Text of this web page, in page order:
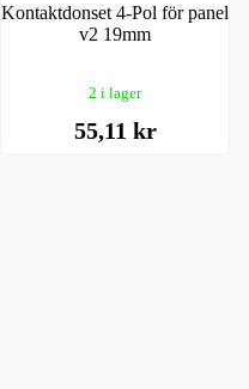
Kontaktdonset 4-Pol för panel
v2 19mm
2 i lager
55,11 kr